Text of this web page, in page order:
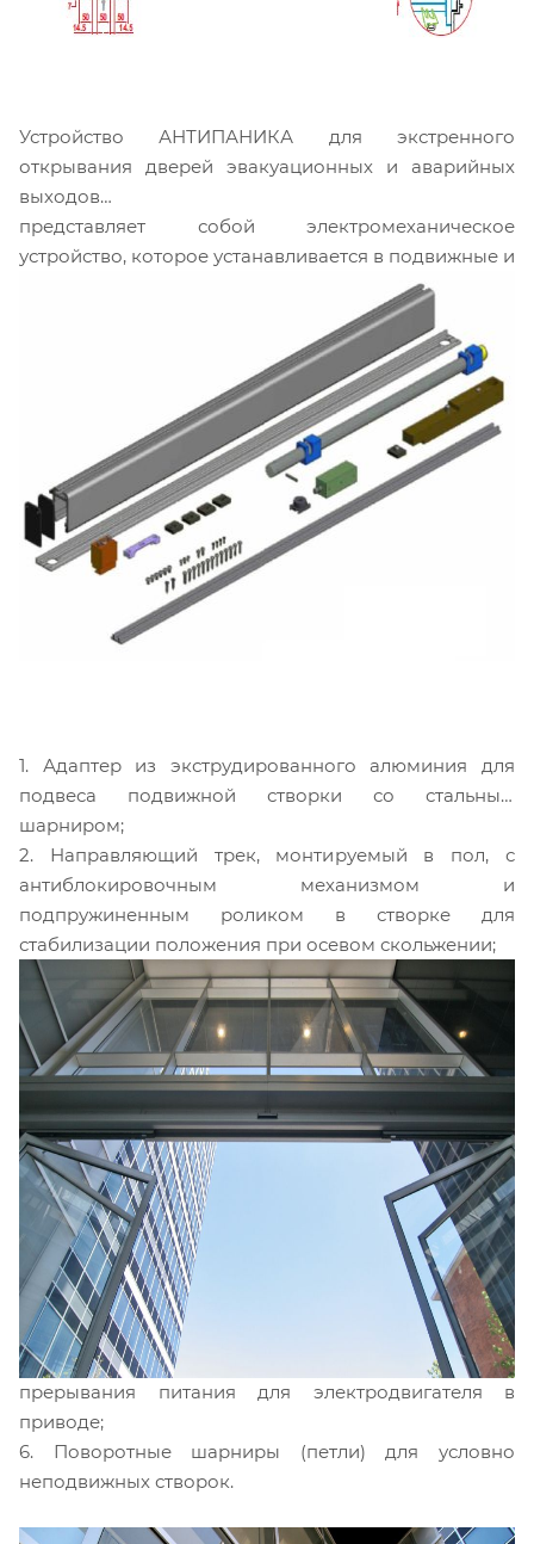
Устройство АНТИПАНИКА для экстренного
открывания дверей эвакуационных и аварийных
выходов
представляет собой электромеханическое
устройство, которое устанавливается в подвижные и
условно неподвижные дверные створки, является
неотъемлемой частью конструкции и состоит из
1. Адаптер из экструдированного алюминия для
подвеса подвижной створки со стальным
шарниром;
2. Направляющий трек, монтируемый в пол, с
антиблокировочным механизмом и
подпружиненным роликом в створке для
стабилизации положения при осевом скольжении;
3. Шаровой замок, который устанавливается в
адаптер в непосредственной близости от края
створки,
противоположного оси вращения, для регулировки
усилия, необходимого для экстренного открывания
створки;
4. Шаровой замок для соединения подвижной и
условно неподвижной створки в непосредственной
близости от края, противоположного оси вращения,
для регулировки усилия, необходимого для
экстренного открывания створок;
5. Магнитный контакт, закрепленный на раме,
позволяющий обеспечить логическую функцию
двери для аварийной остановки цикла и
прерывания питания для электродвигателя в
приводе;
6. Поворотные шарниры (петли) для условно
неподвижных створок.